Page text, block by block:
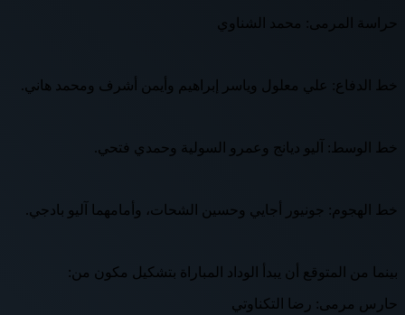
حراسة المرمى: محمد الشناوي
خط الدفاع: علي معلول وياسر إبراهيم وأيمن أشرف ومحمد هاني.
خط الوسط: آليو ديانج وعمرو السولية وحمدي فتحي.
خط الهجوم: جونيور أجايي وحسين الشحات، وأمامهما آليو بادجي.
بينما من المتوقع أن يبدأ الوداد المباراة بتشكيل مكون من:
حارس مرمى: رضا التكناوتي